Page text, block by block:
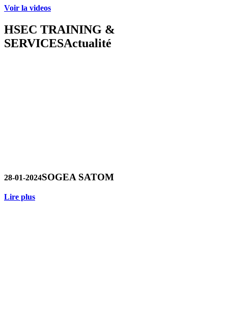
Voir la videos
HSEC TRAINING &
SERVICESActualité
28-01-2024SOGEA SATOM
Lire plus